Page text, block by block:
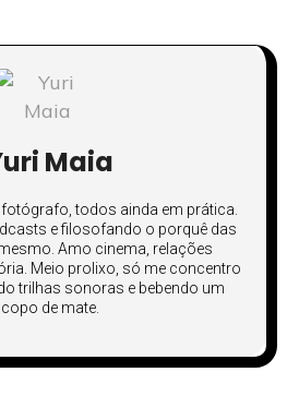
Maia
todos ainda em prática.
e filosofando o porquê das
Amo cinema, relações
Meio prolixo, só me concentro
trilhas sonoras e bebendo um
copo de mate.